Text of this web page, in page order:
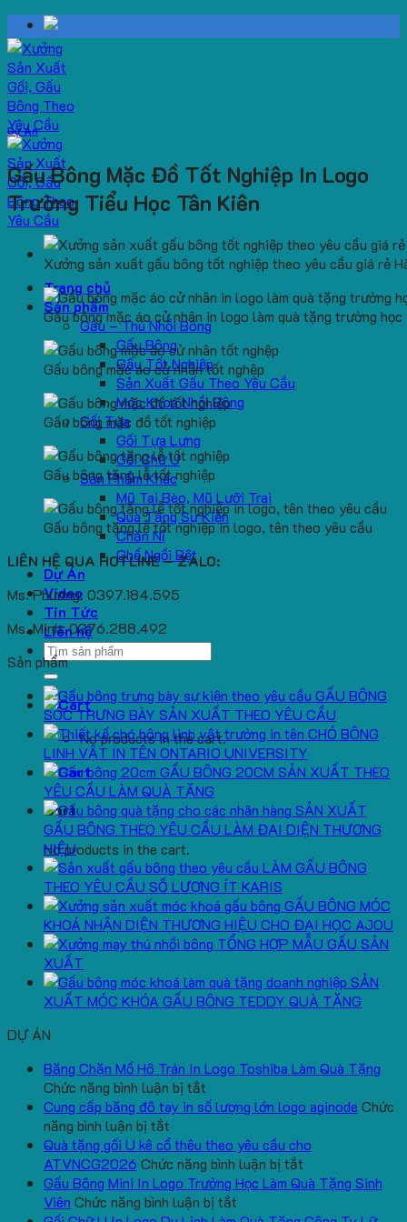
Skip
to
content
Trang chủ
Sản phẩm
Gấu – Thú Nhồi Bông
Gấu Bông
Gấu Tốt Nghiệp
Sản Xuất Gấu Theo Yêu Cầu
Móc Khoá Nhồi Bông
Gối Tựa
Gối Tựa Lưng
Gối Chữ U
Sản Phẩm Khác
Mũ Tai Bèo, Mũ Lưỡi Trai
Quà Tặng Sự Kiện
Chăn Nỉ
Ghế Ngồi Bệt
Dự Án
Video
Tin Tức
Liên hệ
Search
for:
No products in the cart.
Cart
No products in the cart.
Dự Án
Gấu Bông Mặc Đồ Tốt Nghiệp In Logo
Trường Tiểu Học Tân Kiên
Xưởng sản xuất gấu bông tốt nghiệp theo yêu cầu giá rẻ
Gấu bông mặc áo cử nhân in logo làm quà tặng trường học
Gấu bông mặc áo cử nhân tốt nghệp
Gấu bông mặc đồ tốt nghiệp
Gấu bông tặng lễ tốt nghiệp
Gấu bông tặng lễ tốt nghiệp in logo, tên theo yêu cầu
LIÊN HỆ QUA HOTLINE – ZALO:
Ms. Phương: 0397.184.595
Ms. Minh: 0376.288.492
Sản phẩm
GẤU BÔNG
SÓC TRƯNG BÀY SẢN XUẤT THEO YÊU CẦU
CHÓ BÔNG
LINH VẬT IN TÊN ONTARIO UNIVERSITY
GẤU BÔNG 20CM SẢN XUẤT THEO
YÊU CẦU LÀM QUÀ TẶNG
SẢN XUẤT
GẤU BÔNG THEO YÊU CẦU LÀM ĐẠI DIỆN THƯƠNG
HIỆU
LÀM GẤU BÔNG
THEO YÊU CẦU SỐ LƯỢNG ÍT KARIS
GẤU BÔNG MÓC
KHOÁ NHẬN DIỆN THƯƠNG HIỆU CHO ĐẠI HỌC AJOU
TỔNG HỢP MẪU GẤU SẢN
XUẤT
SẢN
XUẤT MÓC KHÓA GẤU BÔNG TEDDY QUÀ TẶNG
DỰ ÁN
Băng Chặn Mồ Hô Trán In Logo Toshiba Làm Quà Tặng
Chức năng bình luận bị tắt
Băng
Mồ
Hô
Trán
In
Cung cấp băng đô tay in số lượng lớn logo aginode Chức
năng bình luận bị tắt
Cung
cấp
băng
đô
Quà tặng gối U kê cổ thêu theo yêu cầu cho
ATVNCG2026 Chức năng bình luận bị tắt
Quà
Gấu Bông Mini In Logo Trường Học Làm Quà Tặng Sinh
Viên Chức năng bình luận bị tắt